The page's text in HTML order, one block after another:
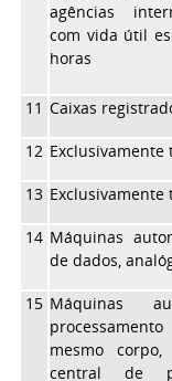
agências
com vida útil
horas
11 Caixas
12
13
14 Máquinas
de dados,
15 Máquinas
mesmo
central de